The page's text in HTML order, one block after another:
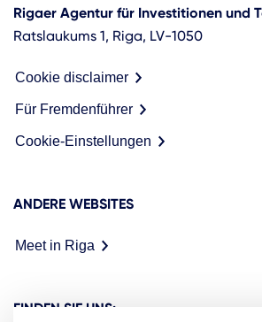
Rigaer Agentur für Investitionen und
Ratslaukums 1, Riga, LV-1050
Cookie disclaimer
Für Fremdenführer
Cookie-Einstellungen
ANDERE WEBSITES
Meet in Riga
FINDEN SIE UNS: